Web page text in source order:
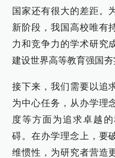
国家还有很大的差距。
新阶段，我国高校唯有
力和竞争力的学术研究
建设世界高等教育强国夯
接下来，我们需要以追
为中心任务，从办学理
度等方面为追求卓越
碍。在办学理念上，要
维惯性，为研究者营造